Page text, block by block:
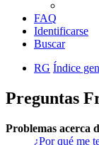
FAQ
Identificarse
Buscar
RG Índice
Preguntas
Problemas acerca
¿Por qué me